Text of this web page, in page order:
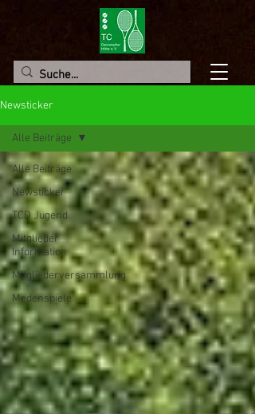
Newsticker
Alle Beiträge
Newsticker
TCD Jugend
Mitglieder
Information
Mitgliederversammlung
Medenspiele
Alle Beiträge